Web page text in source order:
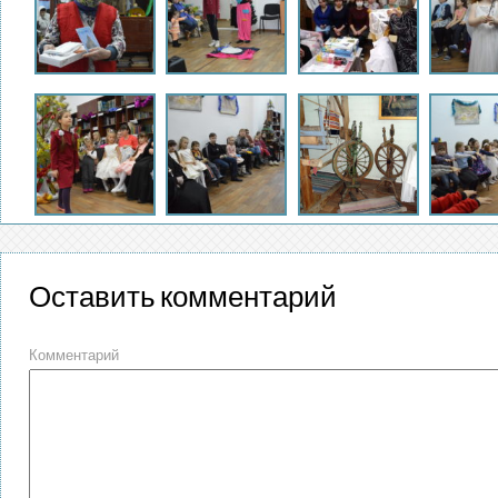
Оставить комментарий
Комментарий